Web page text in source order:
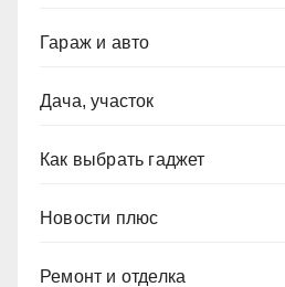
Гараж и авто
Дача, участок
Как выбрать гаджет
Новости плюс
Ремонт и отделка